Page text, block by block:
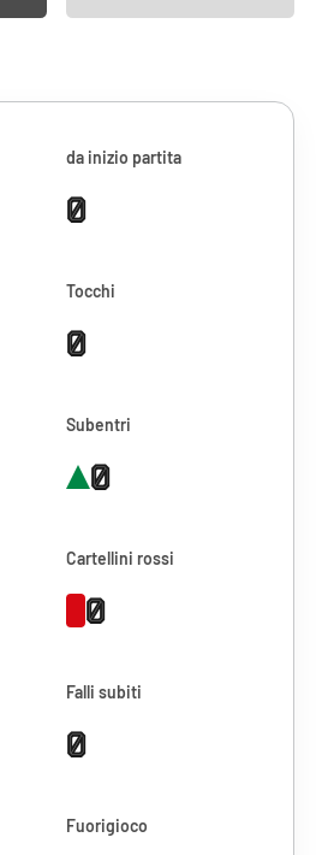
da inizio partita
0
Tocchi
0
Subentri
0
Cartellini rossi
0
Falli subiti
0
Fuorigioco